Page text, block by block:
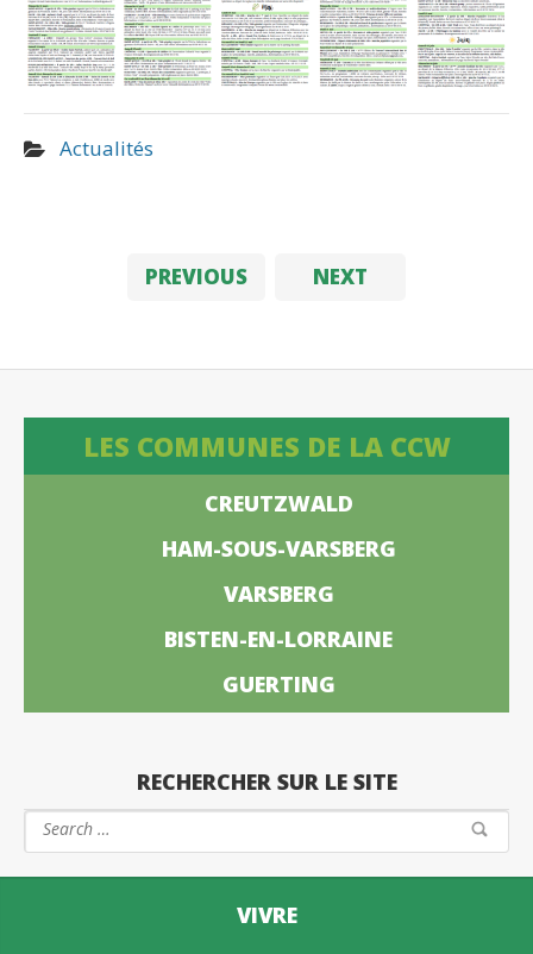
Actualités
PREVIOUS NEXT
LES COMMUNES DE LA CCW
CREUTZWALD
HAM-SOUS-VARSBERG
VARSBERG
BISTEN-EN-LORRAINE
GUERTING
RECHERCHER SUR LE SITE
VIVRE